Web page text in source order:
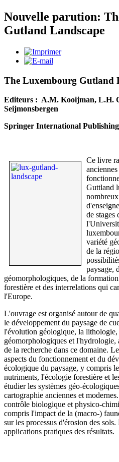
Nouvelle parution:
Gutland Landscape
The Luxembourg Gutland
Editeurs : A.M. Kooijman, L.H.
Seijmonsbergen
Springer International Publishing
Ce livre
Guttland
de stages
variété
de la
paysage,
géomorphologiques, de la
forestière et des interrelations qui
l'Europe.
L'ouvrage est organisé autour de
le développement du paysage de
l'évolution géologique, la lithologie,
géomorphologiques et
de la recherche dans ce domaine.
aspects du fonctionnement et du
écologique du paysage, y compris
nutriments, l'écologie forestière et
étudier les systèmes géo-
cartographie anciennes et
contrôle biologique et physico-
compris l'impact de la (macro-)
sur les processus d'érosion des
applications pratiques des résultats.